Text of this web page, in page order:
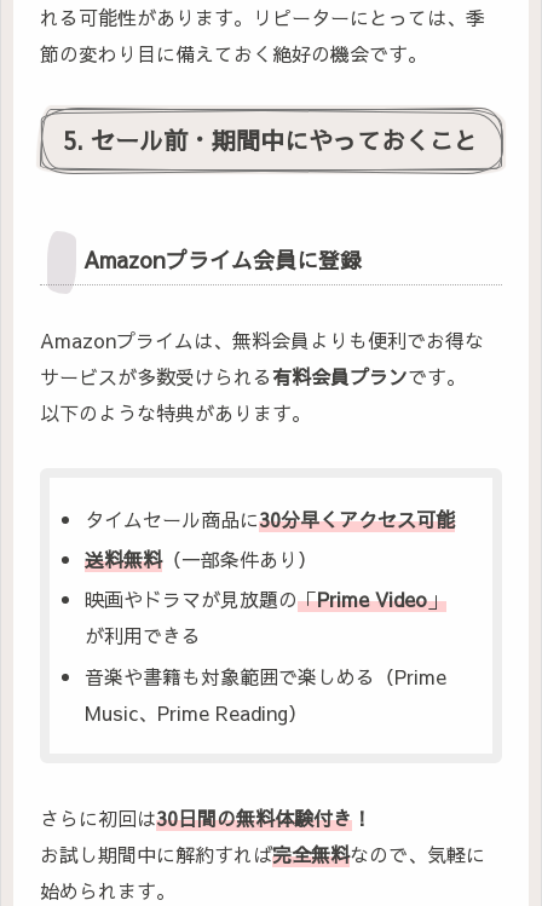
れる可能性があります。リピーターにとっては、季
節の変わり目に備えておく絶好の機会です。
5. セール前・期間中にやっておくこと
Amazonプライム会員に登録
Amazonプライムは、無料会員よりも便利でお得な
サービスが多数受けられる有料会員プランです。
以下のような特典があります。
タイムセール商品に30分早くアクセス可能
送料無料（一部条件あり）
映画やドラマが見放題の「Prime Video」
が利用できる
音楽や書籍も対象範囲で楽しめる（Prime
Music、Prime Reading）
さらに初回は30日間の無料体験付き ！
お試し期間中に解約すれば完全無料なので、気軽に
始められます。